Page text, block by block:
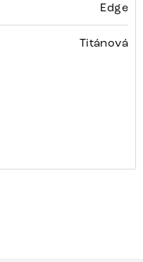
Edge
Titánová